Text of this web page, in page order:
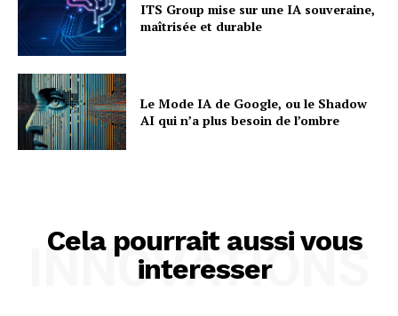
ITS Group mise sur une IA souveraine,
maîtrisée et durable
Le Mode IA de Google, ou le Shadow
AI qui n’a plus besoin de l’ombre
Cela pourrait aussi vous
interesser
INNOVATIONS